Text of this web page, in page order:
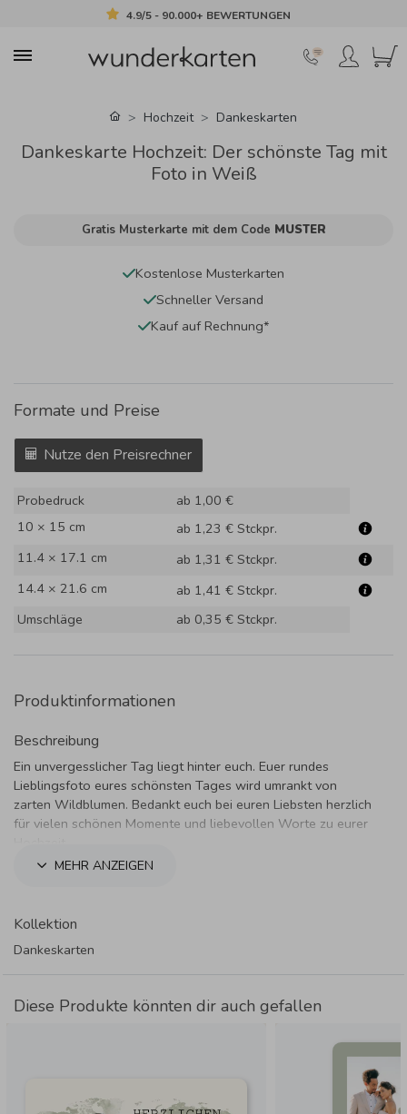
4.9/5 - 90.000+ BEWERTUNGEN
Hochzeit Dankeskarten
Dankeskarte Hochzeit: Der schönste Tag mit
Foto in Weiß
Gratis Musterkarte mit dem Code MUSTER
Kostenlose Musterkarten
Schneller Versand
Kauf auf Rechnung*
Formate und Preise
Nutze den Preisrechner
Probedruck
ab 1,00 €
10 × 15 cm
ab 1,23 € Stckpr.
11.4 × 17.1 cm
ab 1,31 € Stckpr.
14.4 × 21.6 cm
ab 1,41 € Stckpr.
Umschläge
ab 0,35 € Stckpr.
Produktinformationen
Beschreibung
Ein unvergesslicher Tag liegt hinter euch. Euer rundes
Lieblingsfoto eures schönsten Tages wird umrankt von
zarten Wildblumen. Bedankt euch bei euren Liebsten herzlich
für vielen schönen Momente und liebevollen Worte zu eurer
MEHR ANZEIGEN
Kollektion
Dankeskarten
Diese Produkte könnten dir auch gefallen